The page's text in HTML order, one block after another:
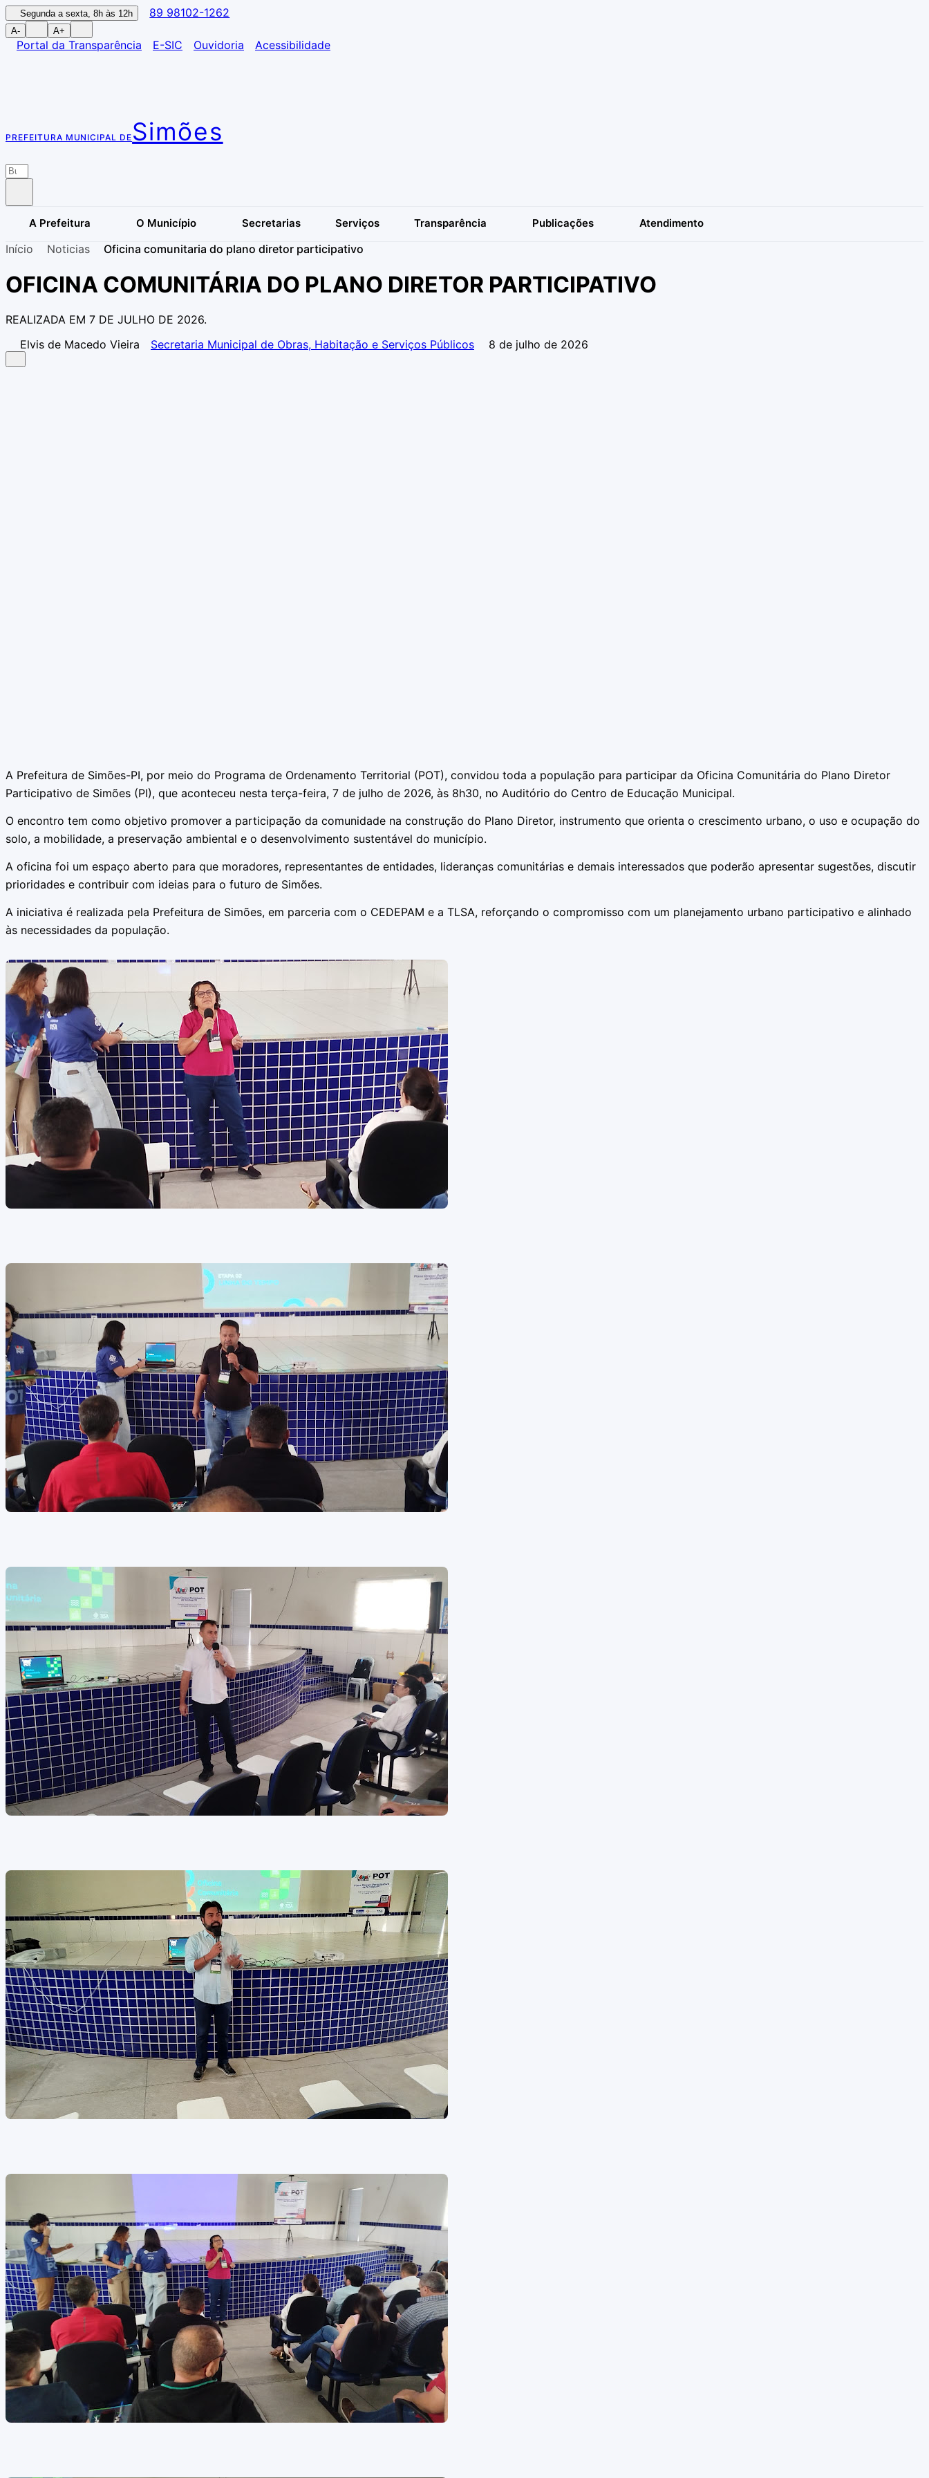
Segunda a sexta, 8h às 12h 89 98102-1262
A- A+
Portal da Transparência E-SIC Ouvidoria Acessibilidade
PREFEITURA MUNICIPAL DE Simões
A Prefeitura O Município Secretarias Serviços Transparência Publicações Atendimento
Início Noticias Oficina comunitaria do plano diretor participativo
OFICINA COMUNITÁRIA DO PLANO DIRETOR PARTICIPATIVO
REALIZADA EM 7 DE JULHO DE 2026.
Elvis de Macedo Vieira
Secretaria Municipal de Obras, Habitação e Serviços Públicos 8 de julho de 2026
A Prefeitura de Simões-PI, por meio do Programa de Ordenamento Territorial (POT), convidou toda a população para participar da Oficina Comunitária do Plano Diretor
Participativo de Simões (PI), que aconteceu nesta terça-feira, 7 de julho de 2026, às 8h30, no Auditório do Centro de Educação Municipal.
O encontro tem como objetivo promover a participação da comunidade na construção do Plano Diretor, instrumento que orienta o crescimento urbano, o uso e ocupação do
solo, a mobilidade, a preservação ambiental e o desenvolvimento sustentável do município.
A oficina foi um espaço aberto para que moradores, representantes de entidades, lideranças comunitárias e demais interessados que poderão apresentar sugestões, discutir
prioridades e contribuir com ideias para o futuro de Simões.
A iniciativa é realizada pela Prefeitura de Simões, em parceria com o CEDEPAM e a TLSA, reforçando o compromisso com um planejamento urbano participativo e alinhado
às necessidades da população.